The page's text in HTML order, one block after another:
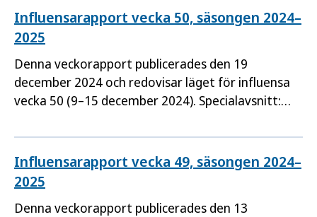
Influensarapport vecka 50, säsongen 2024–
2025
Denna veckorapport publicerades den 19
december 2024 och redovisar läget för influensa
vecka 50 (9–15 december 2024). Specialavsnitt:
Influensarapport vecka 49, säsongen 2024–
2025
Denna veckorapport publicerades den 13